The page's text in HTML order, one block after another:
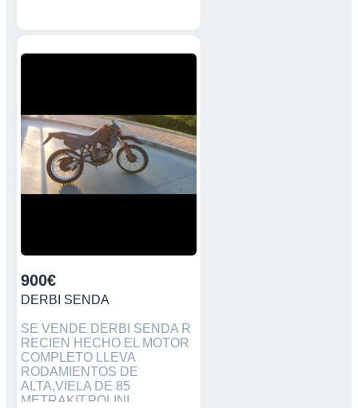
900€
DERBI SENDA
SE VENDE DERBI SENDA R
RECIEN HECHO EL MOTOR
COMPLETO LLEVA
RODAMIENTOS DE
ALTA,VIELA DE 85
METRAKIT,POLINI